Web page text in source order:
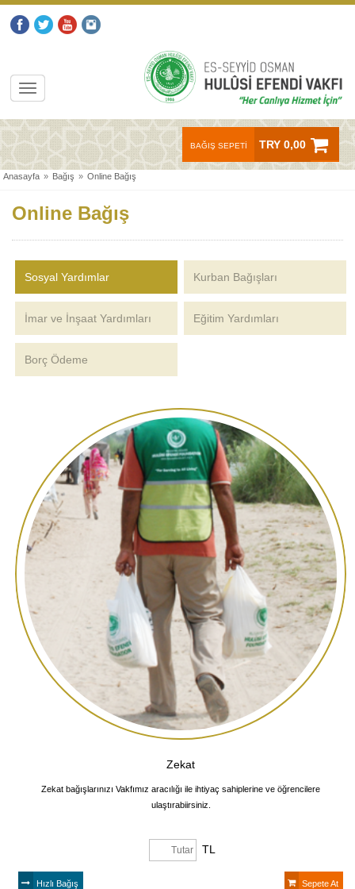
BAĞIŞ SEPETİ TRY 0,00
Anasayfa » Bağış » Online Bağış
Online Bağış
Sosyal Yardımlar Kurban Bağışları
İmar ve İnşaat Yardımları Eğitim Yardımları
Borç Ödeme
Zekat
Zekat bağışlarınızı Vakfımız aracılığı ile ihtiyaç sahiplerine ve öğrencilere
ulaştırabiirsiniz.
TL
Hızlı Bağış Sepete At